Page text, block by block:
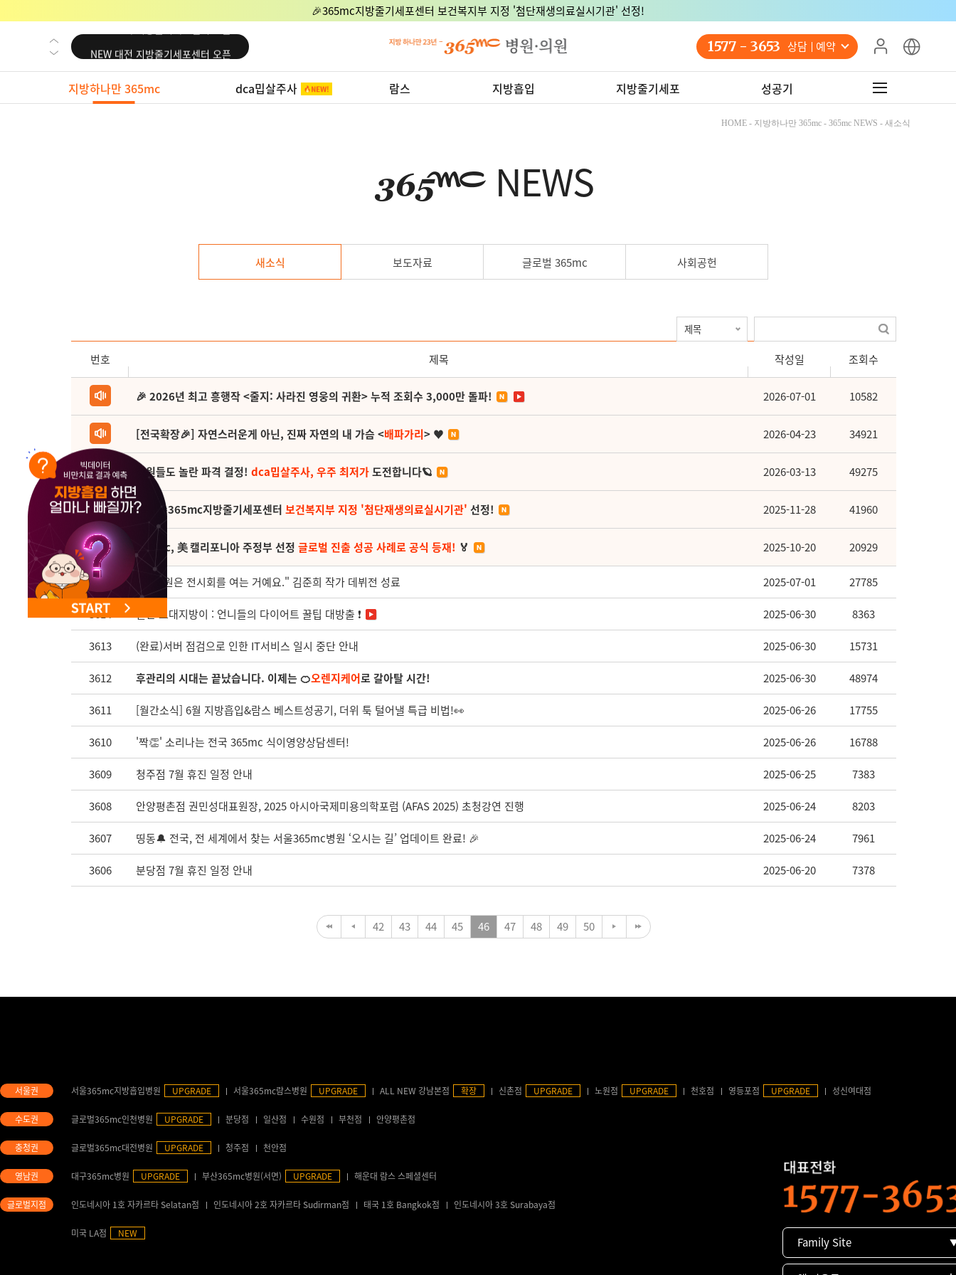
🎉365mc지방줄기세포센터 보건복지부 지정 '첨단재생의료실시기관' 선정!
NEW 교대 지방줄기세포센터 오픈
NEW 대전 지방줄기세포센터 오픈
NEW 노원 지방줄기세포센터 오픈
NEW 미국 LA점 오픈
NEW 미국 LA점 오픈
1577 - 3653 상담 예약
지방하나만 365mc dca밉살주사 람스 지방흡입 지방줄기세포 성공기
HOME - 지방하나만 365mc - 365mc NEWS - 새소식
NEWS
새소식 보도자료 글로벌 365mc 사회공헌
번호 제목 작성일 조회수
🎉 2026년 최고 흥행작 <줄지: 사라진 영웅의 귀환> 누적 조회수 3,000만 돌파! 2026-07-01 10582
[전국확장🎉] 자연스러운게 아닌, 진짜 자연의 내 가슴 <배파가리> ♥ 2026-04-23 34921
직원들도 놀란 파격 결정! dca밉살주사, 우주 최저가도전합니다🪐 2026-03-13 49275
(축) 🎉365mc지방줄기세포센터 보건복지부 지정 '첨단재생의료실시기관' 선정! 2025-11-28 41960
365mc, 美 캘리포니아 주정부 선정 글로벌 진출 성공 사례로 공식 등재! 🏅 2025-10-20 20929
3615 "제 소원은 전시회를 여는 거예요." 김준희 작가 데뷔전 성료 2025-07-01 27785
3614 월간 교대지방이 : 언니들의 다이어트 꿀팁 대방출 ❗ 2025-06-30 8363
3613 (완료)서버 점검으로 인한 IT서비스 일시 중단 안내 2025-06-30 15731
3612 후관리의 시대는 끝났습니다. 이제는 🍊오렌지케어로 갈아탈 시간! 2025-06-30 48974
3611 [월간소식] 6월 지방흡입&람스 베스트성공기, 더위 툭 털어낼 특급 비법!👀 2025-06-26 17755
3610 '짝👏' 소리나는 전국 365mc 식이영양상담센터! 2025-06-26 16788
3609 청주점 7월 휴진 일정 안내 2025-06-25 7383
3608 안양평촌점 권민성대표원장, 2025 아시아국제미용의학포럼 (AFAS 2025) 초청강연 진행 2025-06-24 8203
3607 띵동🔔 전국, 전 세계에서 찾는 서울365mc병원 ‘오시는 길’ 업데이트 완료! 🎉 2025-06-24 7961
3606 분당점 7월 휴진 일정 안내 2025-06-20 7378
42 43 44 45 46 47 48 49 50
서울365mc지방흡입병원 UPGRADE 서울365mc람스병원 UPGRADE ALL NEW 강남본점 확장 신촌점 UPGRADE 노원점 UPGRADE 천호점 영등포점 UPGRADE 성신여대점
글로벌365mc인천병원 UPGRADE 분당점 일산점 수원점 부천점 안양평촌점
글로벌365mc대전병원 UPGRADE 청주점 천안점
대구365mc병원 UPGRADE 부산365mc병원(서면) UPGRADE 해운대 람스 스페셜센터
인도네시아 1호 자카르타 Selatan점 인도네시아 2호 자카르타 Sudirman점 태국 1호 Bangkok점 인도네시아 3호 Surabaya점
미국 LA점 NEW
Family Site